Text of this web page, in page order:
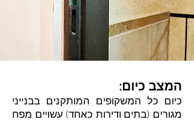
המצב כיום:
כיום כל המשקופים המותקנים בבנייני
מגורים (בתים ודירות כאחד) עשויים מפח